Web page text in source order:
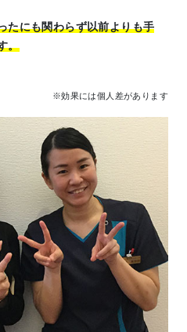
たにも関わらず以前よりも手
。
※効果には個人差があります